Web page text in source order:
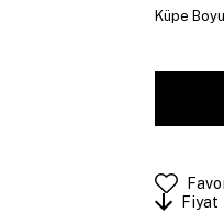
Küpe
Fiyat